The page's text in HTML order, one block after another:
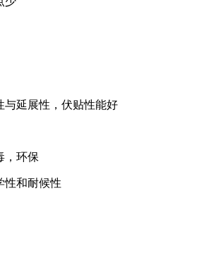
与延展性，伏贴性能好
，环保
性和耐候性